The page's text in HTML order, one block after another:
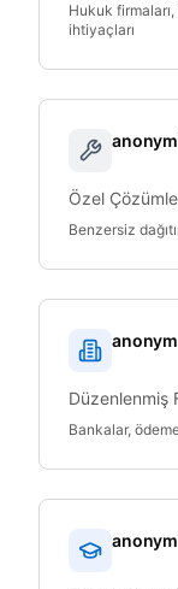
Hukuk
ihtiyaçları
Özel
Benzersiz
Düzenlenmiş
Bankalar,